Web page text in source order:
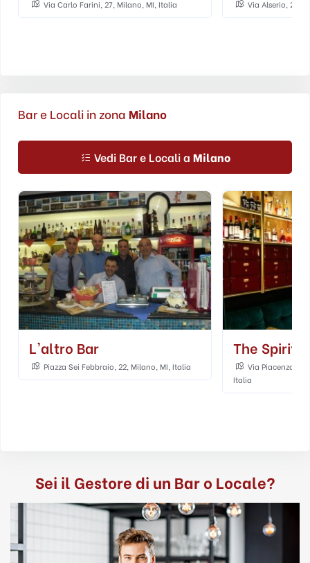
Via Carlo Farini, 27, Milano, MI, Italia Via Alserio, 28,
Bar e Locali in zona Milano
Vedi Bar e Locali a Milano
L'altro Bar
Piazza Sei Febbraio, 22, Milano, MI, Italia
The Spirit
Via Piacenza,
Italia
Sei il Gestore di un Bar o Locale?